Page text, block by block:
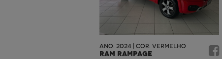
ANO: 2024 | COR: VERMELHO
RAM RAMPAGE